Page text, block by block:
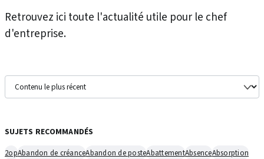
Retrouvez ici toute l'actualité utile pour le chef
d'entreprise.
SUJETS RECOMMANDÉS
2opAbandon de créanceAbandon de posteAbattementAbsenceAbsorption